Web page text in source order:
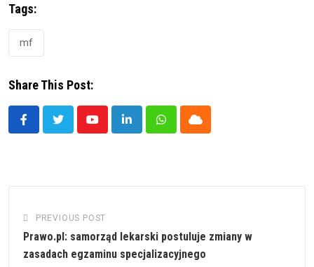
Tags:
mf
Share This Post:
YoutubeLinkedInWhatsappCloud
PREVIOUS POST
Prawo.pl: samorząd lekarski postuluje zmiany w
zasadach egzaminu specjalizacyjnego